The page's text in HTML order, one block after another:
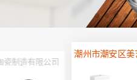
瓷制造有限公司